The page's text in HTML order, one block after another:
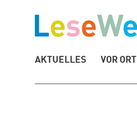
springen
AKTUELLES VOR ORT